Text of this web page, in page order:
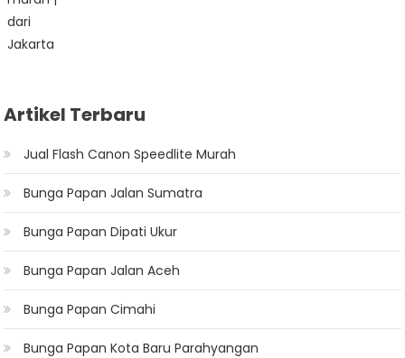
Artikel Terbaru
Jual Flash Canon Speedlite Murah
Bunga Papan Jalan Sumatra
Bunga Papan Dipati Ukur
Bunga Papan Jalan Aceh
Bunga Papan Cimahi
Bunga Papan Kota Baru Parahyangan